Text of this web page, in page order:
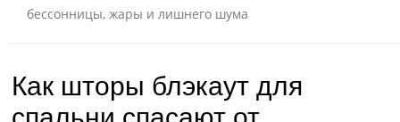
бессонницы, жары и лишнего шума
Как шторы блэкаут для